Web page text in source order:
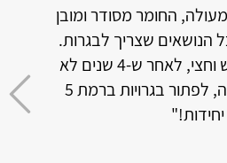
החומר מסודר ומובן
הנושאים שצריך לבגרות.
הצלחתי תוך חודש וחצי, לאחר ש-4 שנים לא
נגעתי במתמטיקה, לפתור בגרויות ברמת 5
יחידות!"